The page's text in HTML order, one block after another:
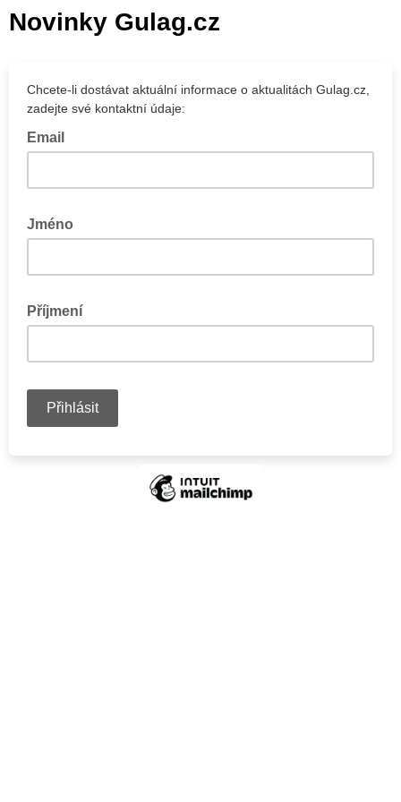
Novinky Gulag.cz
Chcete-li dostávat aktuální informace o aktualitách Gulag.cz,
zadejte své kontaktní údaje:
Email
Jméno
Příjmení